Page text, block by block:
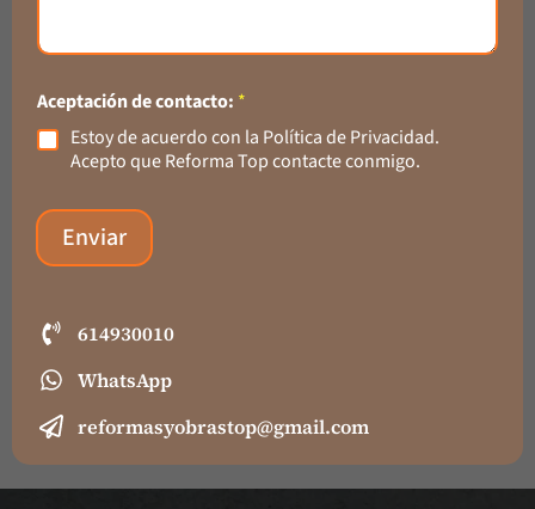
Aceptación de contacto: *
Estoy de acuerdo con la Política de Privacidad.
Acepto que Reforma Top contacte conmigo.
Enviar
614930010
WhatsApp
reformasyobrastop@gmail.com